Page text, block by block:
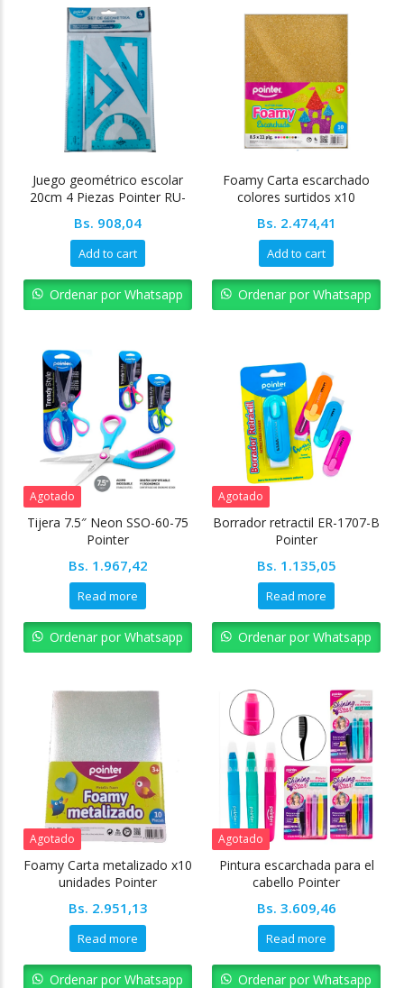
Juego geométrico escolar
20cm 4 Piezas Pointer RU-
Bs. 908,04
Add to cart
Ordenar por Whatsapp
Foamy Carta escarchado
colores surtidos x10
Bs. 2.474,41
Add to cart
Ordenar por Whatsapp
Agotado
Tijera 7.5″ Neon SSO-60-75
Pointer
Bs. 1.967,42
Read more
Ordenar por Whatsapp
Agotado
Borrador retractil ER-1707-B
Pointer
Bs. 1.135,05
Read more
Ordenar por Whatsapp
Agotado
Foamy Carta metalizado x10
unidades Pointer
Bs. 2.951,13
Read more
Ordenar por Whatsapp
Agotado
Pintura escarchada para el
cabello Pointer
Bs. 3.609,46
Read more
Ordenar por Whatsapp